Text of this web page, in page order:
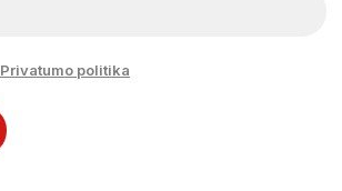
Privatumo politika